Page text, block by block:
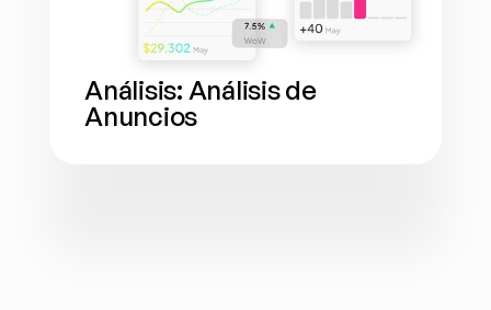
Análisis: Análisis de
Anuncios